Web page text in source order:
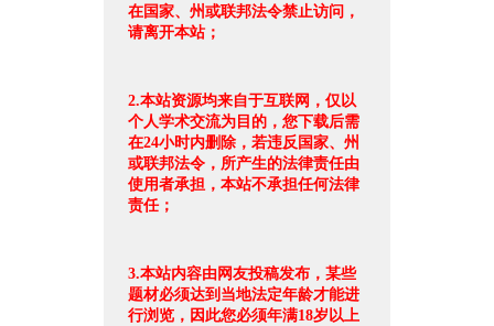
在国家、州或联邦法令禁止访问，
请离开本站；
2.本站资源均来自于互联网，仅以
个人学术交流为目的，您下载后需
在24小时内删除，若违反国家、州
或联邦法令，所产生的法律责任由
使用者承担，本站不承担任何法律
责任；
3.本站内容由网友投稿发布，某些
题材必须达到当地法定年龄才能进
行浏览，因此您必须年满18岁以上